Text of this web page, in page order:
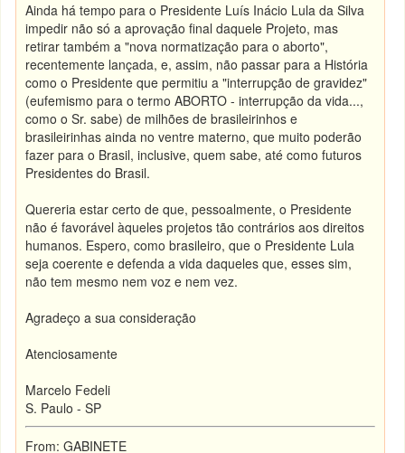
Ainda há tempo para o Presidente Luís Inácio Lula da Silva
impedir não só a aprovação final daquele Projeto, mas
retirar também a "nova normatização para o aborto",
recentemente lançada, e, assim, não passar para a História
como o Presidente que permitiu a "interrupção de gravidez"
(eufemismo para o termo ABORTO - interrupção da vida...,
como o Sr. sabe) de milhões de brasileirinhos e
brasileirinhas ainda no ventre materno, que muito poderão
fazer para o Brasil, inclusive, quem sabe, até como futuros
Presidentes do Brasil.
Quereria estar certo de que, pessoalmente, o Presidente
não é favorável àqueles projetos tão contrários aos direitos
humanos. Espero, como brasileiro, que o Presidente Lula
seja coerente e defenda a vida daqueles que, esses sim,
não tem mesmo nem voz e nem vez.
Agradeço a sua consideração
Atenciosamente
Marcelo Fedeli
S. Paulo - SP
From: GABINETE